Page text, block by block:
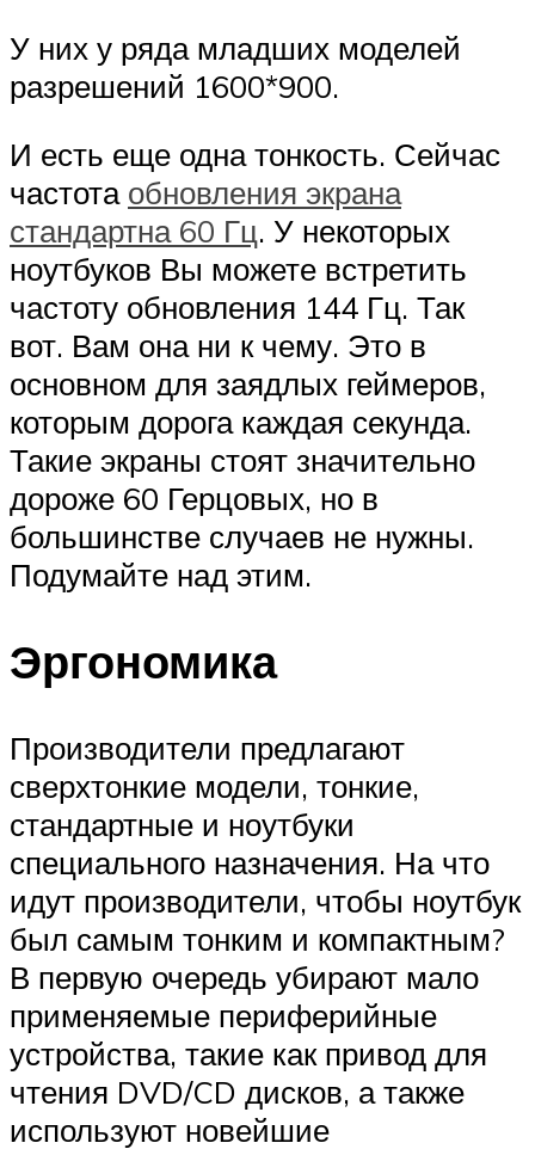
У них у ряда младших моделей
разрешений 1600*900.
И есть еще одна тонкость. Сейчас
частота обновления экрана
стандартна 60 Гц. У некоторых
ноутбуков Вы можете встретить
частоту обновления 144 Гц. Так
вот. Вам она ни к чему. Это в
основном для заядлых геймеров,
которым дорога каждая секунда.
Такие экраны стоят значительно
дороже 60 Герцовых, но в
большинстве случаев не нужны.
Подумайте над этим.
Эргономика
Производители предлагают
сверхтонкие модели, тонкие,
стандартные и ноутбуки
специального назначения. На что
идут производители, чтобы ноутбук
был самым тонким и компактным?
В первую очередь убирают мало
применяемые периферийные
устройства, такие как привод для
чтения DVD/CD дисков, а также
используют новейшие